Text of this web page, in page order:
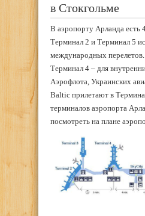
в Стокгольме
В аэропорту Арланда есть
Терминал 2 и Терминал 5
международных
Терминал 4 – для
Аэрофлота, Украинских
Baltic прилетают в
терминалов аэропорта
посмотреть на плане